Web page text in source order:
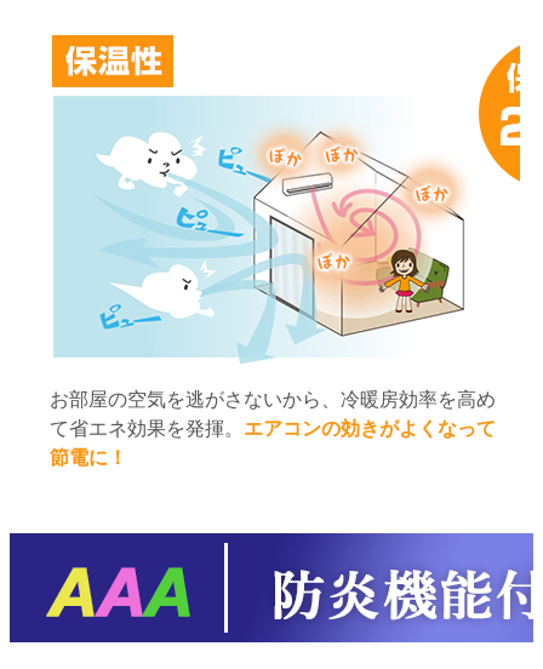
お部屋の空気を逃がさないから、冷暖房効率を高め
て省エネ効果を発揮。 エアコンの効きがよくなって
節電に！